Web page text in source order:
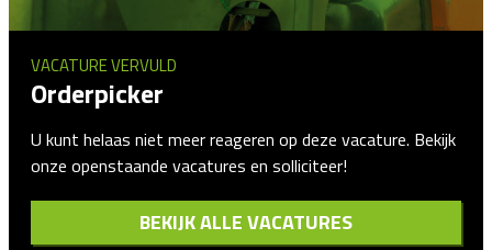
VACATURE VERVULD
Orderpicker
U kunt helaas niet meer reageren op deze vacature. Bekijk
onze openstaande vacatures en solliciteer!
BEKIJK ALLE VACATURES